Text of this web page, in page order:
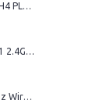
AVMATRIX Shark H4 PLUS – Régie vidéo HDMI 4 canaux
Godox Cube-C Kit1 2.4GHz Wireless Microphone
Cube-C Kit2 2.4GHz Wireless Microphone